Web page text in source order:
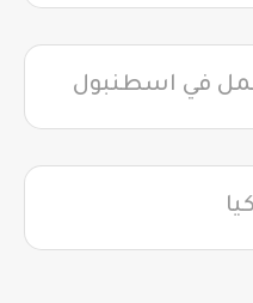
في اسطنبول